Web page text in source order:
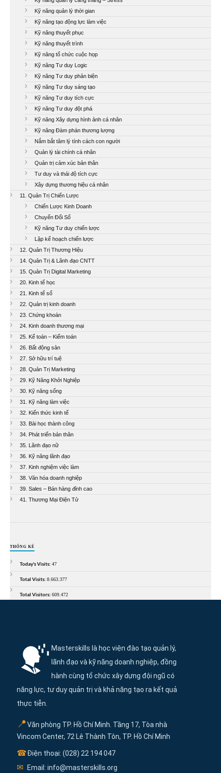
Kỹ năng quản lý thời gian
Kỹ năng tạo động lực làm việc
Kỹ năng thuyết phục
Kỹ năng thuyết trình
Kỹ năng tổ chức cuộc họp
Kỹ năng Tư duy Logic
Kỹ năng Tư duy phản biện
Kỹ năng Tư duy sáng tạo
Kỹ năng Tư duy tích cực
Kỹ năng Tư duy đột phá
Kỹ năng Xây dựng hình ảnh cá nhân
Kỹ năng Đàm phán thương lượng
Nắm bắt tâm lý tính cách con người
Quản lý tài chính cá nhân
Quản trị cảm xúc bản thân
Tư duy và thái độ tích cực
Xây dựng thương hiệu cá nhân
11. Quản Trị Chiến Lược
Chiến Lược Kinh Doanh
Chuyển Đổi Số
Kỹ năng Tư duy chiến lược
Lập kế hoạch chiến lược
12. Quản Trị Thương Hiệu
14. Quản Trị & Lãnh đạo CNTT
15. Quản Trị Digital Marketing
20. Kinh tế học
21. Kinh tế số
22. Quản trị kinh doanh
23. Chứng khoán
24. Kinh doanh thương mại
25. Kế toán – Kiểm toán
26. Bất động sản
27. Sở hữu trí tuệ
28. Quản Trị Marketing
29. Kỹ Năng Khởi Nghiệp
30. Kỹ năng sống
31. Kỹ năng làm việc
32. Kiến thức kinh tế
33. Bài học thành công
34. Phát triển bản thân
35. Lãnh đạo nữ
36. Kỹ năng lãnh đạo
37. Kinh nghiệm việc làm
38. Văn hóa doanh nghiệp
39. Sales – Bán hàng đỉnh cao
41. Thương Mại Điện Tử
THỐNG KÊ
Today's Visits: 47
Total Visits: 8.663.377
Total Visitors: 609.472
Masterskills là học viện đào tạo quản lý,
lãnh đạo và kỹ năng doanh nghiệp, đồng
hành cùng tổ chức xây dựng đội ngũ có
năng lực, tư duy quản trị và khả năng tạo ra kết quả
thực tiễn.
📍Văn phòng TP. Hồ Chí Minh. Tầng 17, Tòa nhà
Vincom Center, 72 Lê Thành Tôn, TP. Hồ Chí Minh
☎Điện thoại: (028) 22 194 047
✉ Email: info@masterskills.org